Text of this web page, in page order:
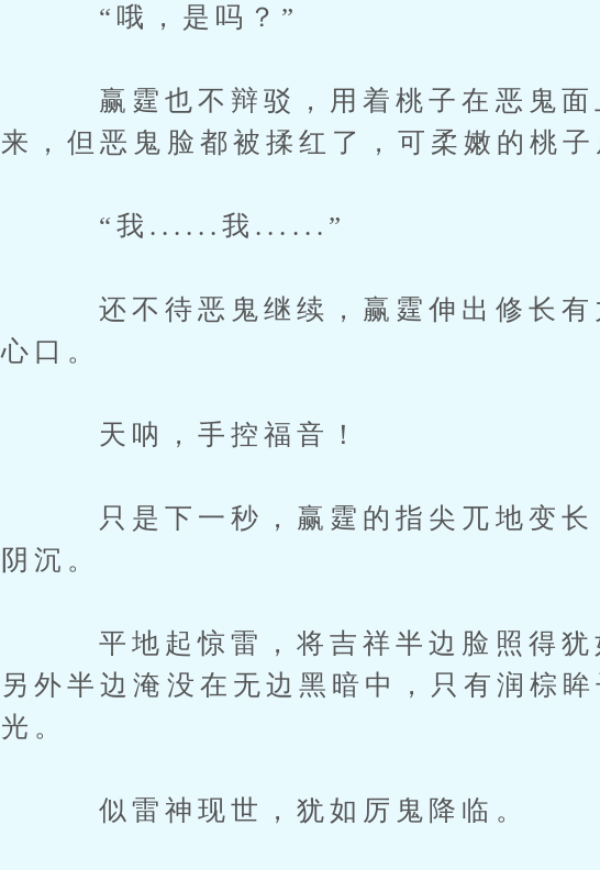
“哦，是吗？”
赢霆也不辩驳，用着桃子在恶鬼面
来，但恶鬼脸都被揉红了，可柔嫩的桃子
“我......我......”
还不待恶鬼继续，赢霆伸出修长有
心口。
天呐，手控福音！
只是下一秒，赢霆的指尖兀地变长
阴沉。
平地起惊雷，将吉祥半边脸照得犹
另外半边淹没在无边黑暗中，只有润棕
光。
似雷神现世，犹如厉鬼降临。